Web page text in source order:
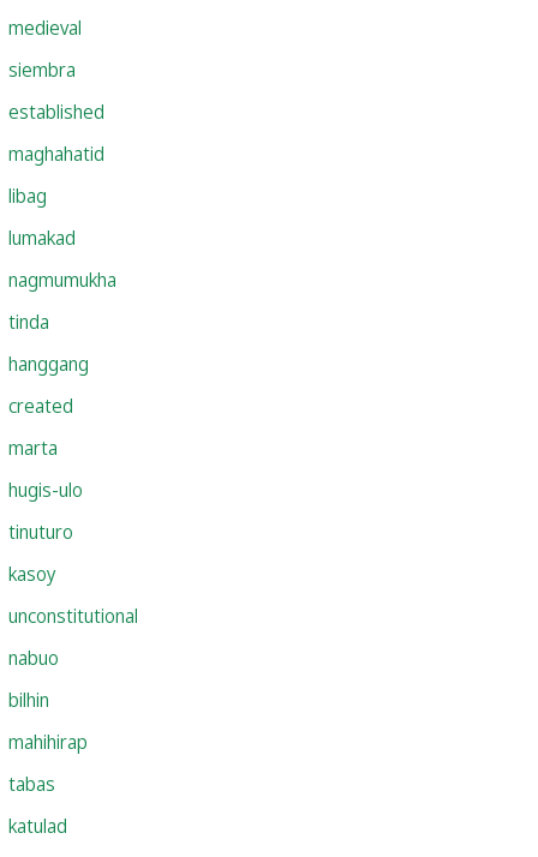
medieval
siembra
established
maghahatid
libag
lumakad
nagmumukha
tinda
hanggang
created
marta
hugis-ulo
tinuturo
kasoy
unconstitutional
nabuo
bilhin
mahihirap
tabas
katulad